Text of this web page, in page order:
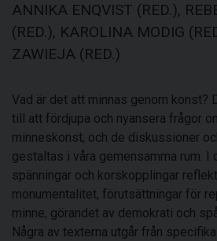
ANNIKA ENQVIST (RED.),
(RED.), KAROLINA MODIG
ZAWIEJA (RED.)
Vad är det att minnas genom konst?
till att fördjupa och nyansera frågor
minneskonst, och de diskussioner
gestaltas i våra gemensamma rum. I
spänningar och korskopplingar
monumentalitet, förutsättningar för
minne, görandet av demokrati och
Några av texterna utgår från